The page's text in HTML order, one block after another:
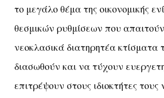
το μεγάλο θέμα της οικονομικής
θεσμικών ρυθμίσεων που
νεοκλασικά διατηρητέα κτίσματα
διασωθούν και να τύχουν
επιτρέψουν στους ιδιοκτήτες